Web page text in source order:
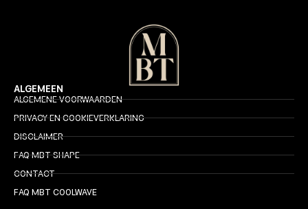
ALGEMEEN
ALGEMENE VOORWAARDEN
PRIVACY EN COOKIEVERKLARING
DISCLAIMER
FAQ MBT SHAPE
CONTACT
FAQ MBT COOLWAVE